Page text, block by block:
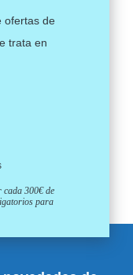
ofertas de
trata en
300€ de
para